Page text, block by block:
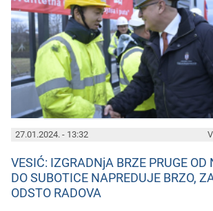
27.01.2024. - 13:32
VESIĆ: IZGRADNjA BRZE PRUGE OD
DO SUBOTICE NAPREDUJE BRZO,
ODSTO RADOVA